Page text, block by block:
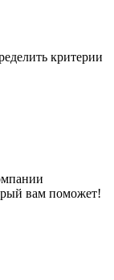
критерии
вам поможет!